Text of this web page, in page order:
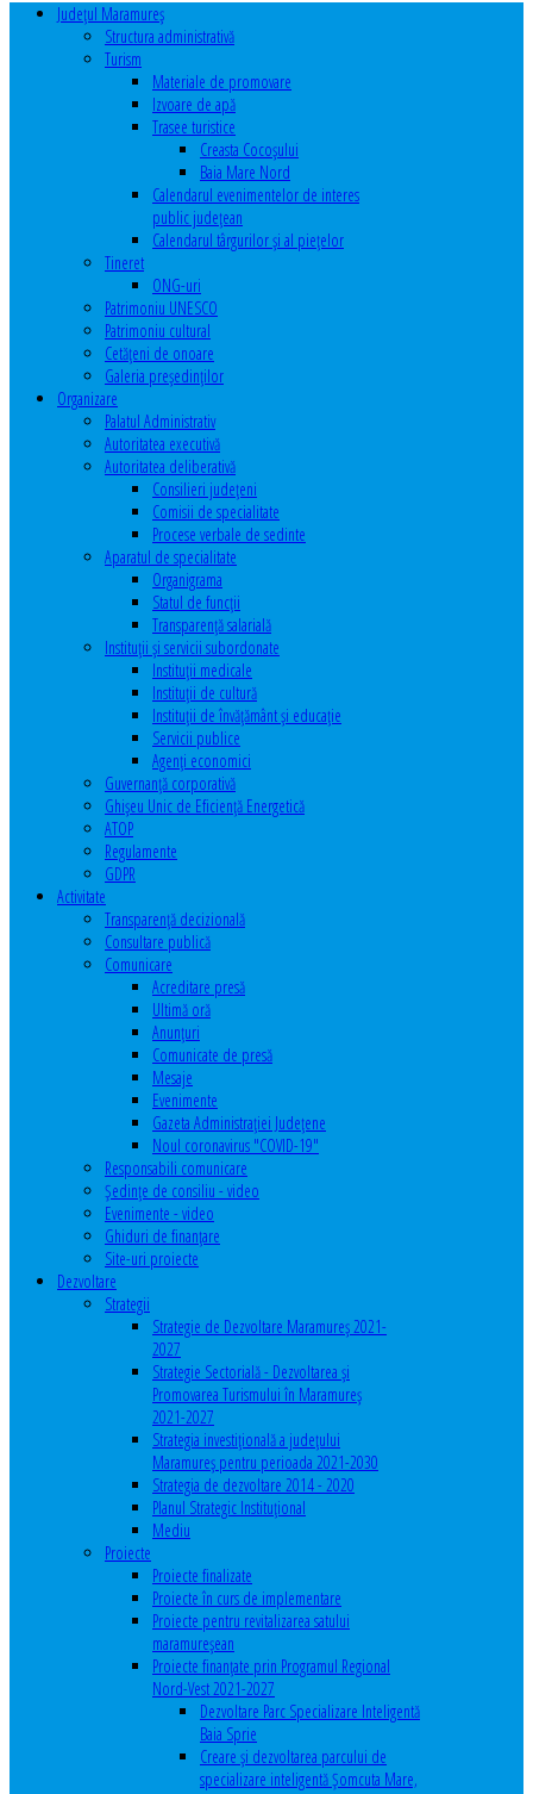
Judeţul Maramureş
Structura administrativă
Turism
Materiale de promovare
Izvoare de apă
Trasee turistice
Creasta Cocoșului
Baia Mare Nord
Calendarul evenimentelor de interes
public judeţean
Calendarul târgurilor şi al pieţelor
Tineret
ONG-uri
Patrimoniu UNESCO
Patrimoniu cultural
Cetăţeni de onoare
Galeria președinților
Organizare
Palatul Administrativ
Autoritatea executivă
Autoritatea deliberativă
Consilieri judeţeni
Comisii de specialitate
Procese verbale de sedinte
Aparatul de specialitate
Organigrama
Statul de funcții
Transparență salarială
Instituţii şi servicii subordonate
Instituţii medicale
Instituţii de cultură
Instituţii de învăţământ şi educaţie
Servicii publice
Agenţi economici
Guvernanță corporativă
Ghişeu Unic de Eficienţă Energetică
ATOP
Regulamente
GDPR
Activitate
Transparenţă decizională
Consultare publică
Comunicare
Acreditare presă
Ultimă oră
Anunţuri
Comunicate de presă
Mesaje
Evenimente
Gazeta Administraţiei Judeţene
Noul coronavirus "COVID-19"
Responsabili comunicare
Şedinţe de consiliu - video
Evenimente - video
Ghiduri de finanţare
Site-uri proiecte
Dezvoltare
Strategii
Strategie de Dezvoltare Maramureș 2021-
2027
Strategie Sectorială - Dezvoltarea și
Promovarea Turismului în Maramureș
2021-2027
Strategia investiţională a județului
Maramureș pentru perioada 2021-2030
Strategia de dezvoltare 2014 - 2020
Planul Strategic Instituţional
Mediu
Proiecte
Proiecte finalizate
Proiecte în curs de implementare
Proiecte pentru revitalizarea satului
maramureşean
Proiecte finanțate prin Programul Regional
Nord-Vest 2021-2027
Dezvoltare Parc Specializare Inteligentă
Baia Sprie
Creare și dezvoltarea parcului de
specializare inteligentă Șomcuta Mare,